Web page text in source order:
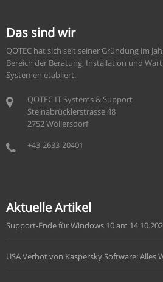
Das sind wir
QOTEC hat sich seit seiner Gründung im
Bereich der Beratung, Installation und
Systemen etabliert.
QOTEC IT Systems & Support
Steinabrücklerstrasse 48
2752 Wöllersdorf
+43-2633-20401
Aktuelle Artikel
Support-Ende für Windows 10 am
USA Verbot von Kaspersky Software: Alles